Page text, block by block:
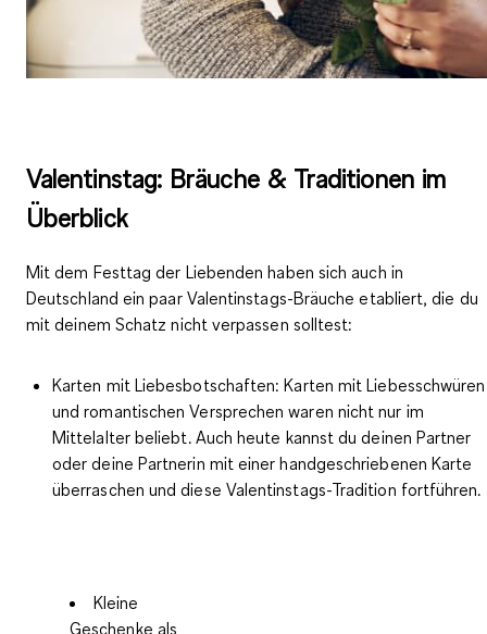
Valentinstag: Bräuche & Traditionen im
Überblick
Mit dem Festtag der Liebenden haben sich auch in
Deutschland ein paar Valentinstags-Bräuche etabliert, die du
mit deinem Schatz nicht verpassen solltest:
Karten mit Liebesbotschaften: Karten mit Liebesschwüren
und romantischen Versprechen waren nicht nur im
Mittelalter beliebt. Auch heute kannst du deinen Partner
oder deine Partnerin mit einer handgeschriebenen Karte
überraschen und diese Valentinstags-Tradition fortführen.
Kleine
Geschenke als